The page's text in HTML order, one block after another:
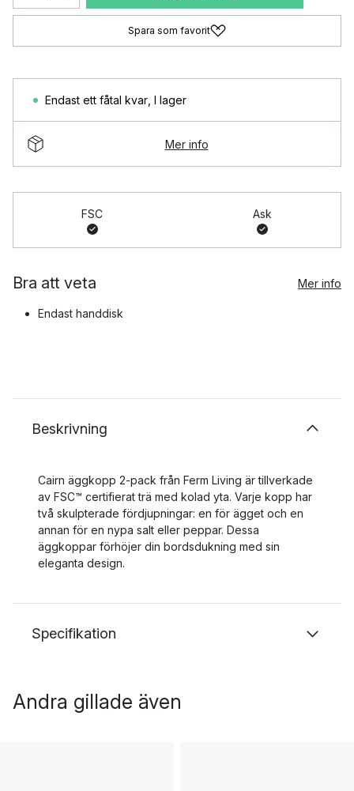
Spara som favorit
Endast ett fåtal kvar I lager
Mer info
FSC Ask
Bra att veta Mer info
Endast handdisk
Beskrivning
Cairn äggkopp 2-pack från Ferm Living är tillverkade
av FSC™ certifierat trä med kolad yta. Varje kopp har
två skulpterade fördjupningar: en för ägget och en
annan för en nypa salt eller peppar. Dessa
äggkoppar förhöjer din bordsdukning med sin
eleganta design.
Specifikation
Andra gillade även